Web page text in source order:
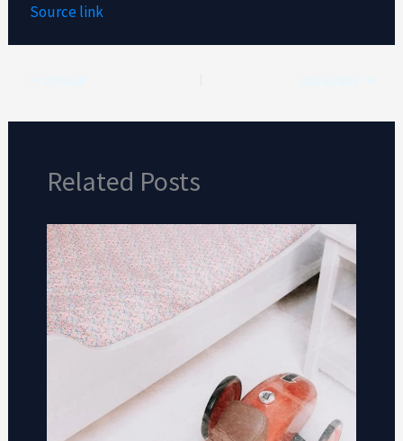
Source link
Related Posts